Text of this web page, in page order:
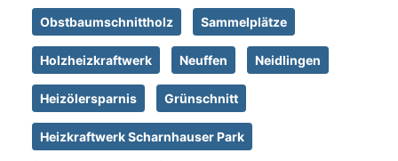
Obstbaumschnittholz Sammelplätze
Holzheizkraftwerk Neuffen Neidlingen
Heizölersparnis Grünschnitt
Heizkraftwerk Scharnhauser Park